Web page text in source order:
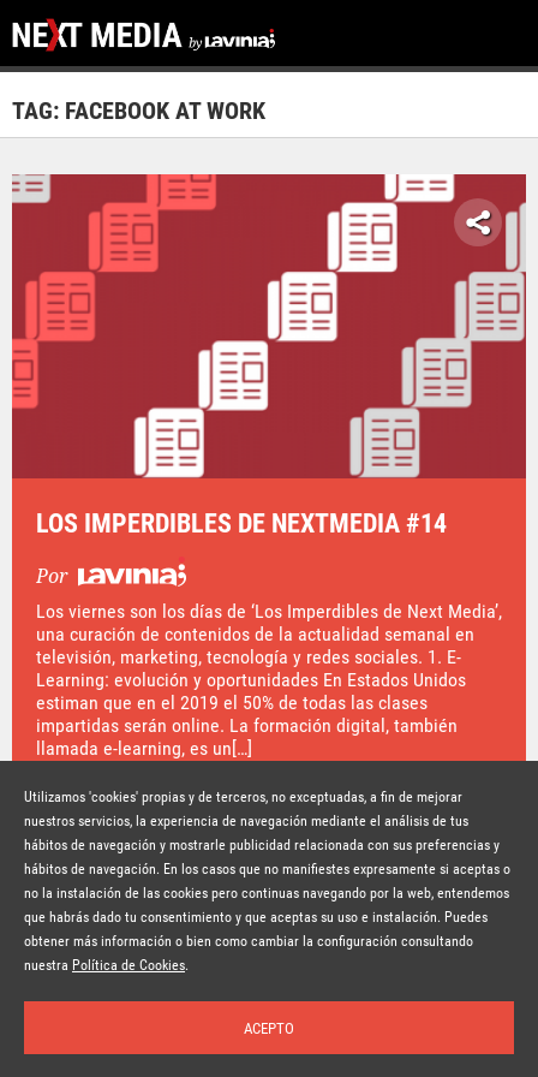
Inicio Temas Autores Nosotros Buscar Suscríbete
TAG: FACEBOOK AT WORK
LOS IMPERDIBLES DE NEXTMEDIA #14
Por
Los viernes son los días de ‘Los Imperdibles de Next Media’,
una curación de contenidos de la actualidad semanal en
televisión, marketing, tecnología y redes sociales. 1. E-
Learning: evolución y oportunidades En Estados Unidos
estiman que en el 2019 el 50% de todas las clases
impartidas serán online. La formación digital, también
llamada e-learning, es un[…]
Suscríbete a la newsletter
© Copyright Lavinia 2026 –www.lavinia.tc
Nota Legal
Contacto Política de privacidad
Condiciones de uso
Utilizamos 'cookies' propias y de terceros, no exceptuadas, a fin de mejorar
nuestros servicios, la experiencia de navegación mediante el análisis de tus
hábitos de navegación y mostrarle publicidad relacionada con sus preferencias y
hábitos de navegación. En los casos que no manifiestes expresamente si aceptas o
no la instalación de las cookies pero continuas navegando por la web, entendemos
que habrás dado tu consentimiento y que aceptas su uso e instalación. Puedes
obtener más información o bien como cambiar la configuración consultando
nuestra Política de Cookies.
ACEPTO